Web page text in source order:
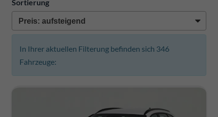
Sortierung
In Ihrer aktuellen Filterung befinden sich 346
Fahrzeuge: